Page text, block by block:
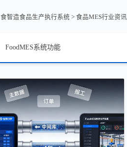
食智造食品生产执行系统 > 食品MES行业资讯
FoodMES系统功能